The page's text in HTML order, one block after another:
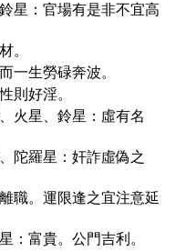
星：官場有是非不宜高
。
一生勞碌奔波。
則好淫。
火星、鈴星：虛有名
陀羅星：奸詐虛偽之
職。運限逢之宜注意延
：富貴。公門吉利。